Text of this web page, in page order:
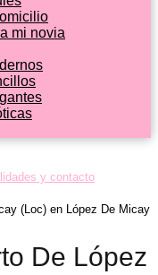
mi novia
y contacto
(Loc) en López De Micay
De López